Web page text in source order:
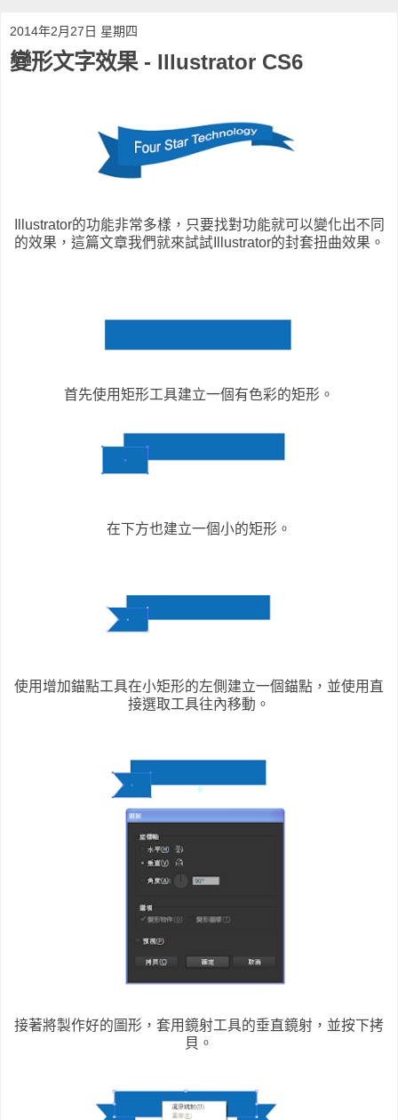
2014年2月27日 星期四
變形文字效果 - Illustrator CS6
Illustrator的功能非常多樣，只要找對功能就可以變化出不同
的效果，這篇文章我們就來試試Illustrator的封套扭曲效果。
首先使用矩形工具建立一個有色彩的矩形。
在下方也建立一個小的矩形。
使用增加錨點工具在小矩形的左側建立一個錨點，並使用直
接選取工具往內移動。
接著將製作好的圖形，套用鏡射工具的垂直鏡射，並按下拷
貝。